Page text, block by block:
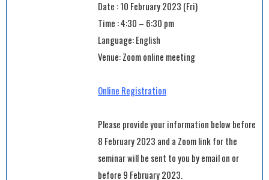
Date : 10 February 2023 (Fri)
Time : 4:30 – 6:30 pm
Language: English
Venue: Zoom online meeting
Online Registration
Please provide your information below before
8 February 2023 and a Zoom link for the
seminar will be sent to you by email on or
before 9 February 2023.